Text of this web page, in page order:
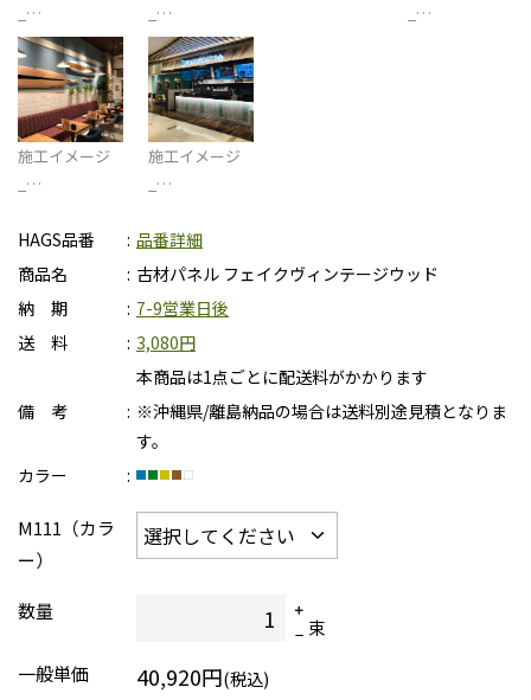
_…
_…
_…
施工イメージ
_…
施工イメージ
_…
HAGS品番
品番詳細
商品名
古材パネル フェイクヴィンテージウッド
納 期
7-9営業日後
送 料
3,080円
本商品は1点ごとに配送料がかかります
備 考
※沖縄県/離島納品の場合は送料別途見積となりま
す。
カラー
M111（カラ
ー）
数量
束
一般単価
40,920円(税込)